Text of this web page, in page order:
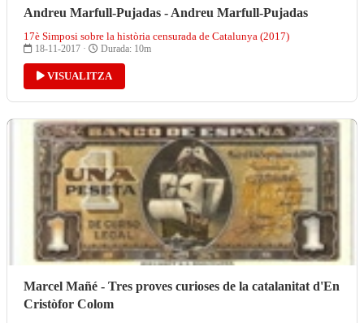
Andreu Marfull-Pujadas - Andreu Marfull-Pujadas
17è Simposi sobre la història censurada de Catalunya (2017)
18-11-2017 · Durada: 10m
VISUALITZA
Marcel Mañé - Tres proves curioses de la catalanitat d'En
Cristòfor Colom